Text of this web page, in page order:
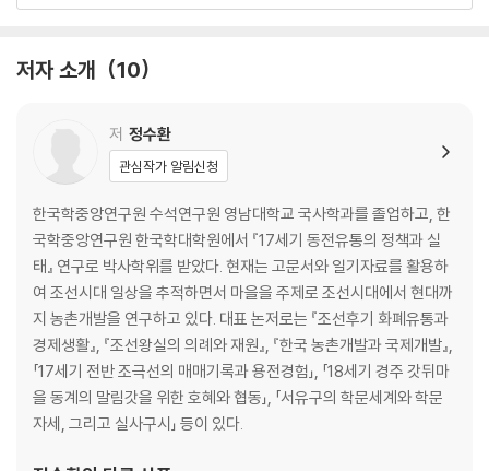
1. 무성서원의 역사, 시대를 뛰어넘은 애민과 육영의 행보
3. 조선 선비, 무성에서 최치원의 자취를 읊조리다
4. 무성, 선비의 향기를 품다
저자 소개 10
저 정수환
관심작가 알림신청
한국학중앙연구원 수석연구원 영남대학교 국사학과를 졸업하고, 한
국학중앙연구원 한국학대학원에서 『17세기 동전유통의 정책과 실
태』 연구로 박사학위를 받았다. 현재는 고문서와 일기자료를 활용하
여 조선시대 일상을 추적하면서 마을을 주제로 조선시대에서 현대까
지 농촌개발을 연구하고 있다. 대표 논저로는 『조선후기 화폐유통과
경제생활』, 『조선왕실의 의례와 재원』, 『한국 농촌개발과 국제개발』,
「17세기 전반 조극선의 매매기록과 용전경험」, 「18세기 경주 갓뒤마
을 동계의 말림갓을 위한 호혜와 협동」, 「서유구의 학문세계와 학문
자세, 그리고 실사구시」 등이 있다.